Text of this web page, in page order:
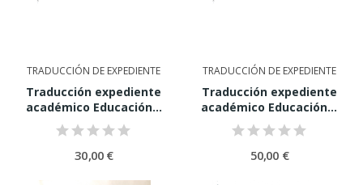
TRADUCCIÓN DE EXPEDIENTE
Traducción expediente
académico Educación...
30,00 €
TRADUCCIÓN DE EXPEDIENTE
Traducción expediente
académico Educación...
50,00 €